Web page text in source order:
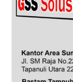
RIAU
WN
JAMBI